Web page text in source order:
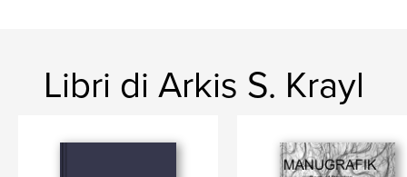
Libri di Arkis S. Krayl